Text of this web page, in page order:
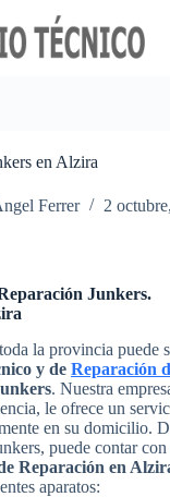
en Alzira
Ferrer
2
Junkers.
la provincia puede
y de Reparación
. Nuestra
le ofrece un
en su domicilio.
puede contar
Reparación en
aparatos: